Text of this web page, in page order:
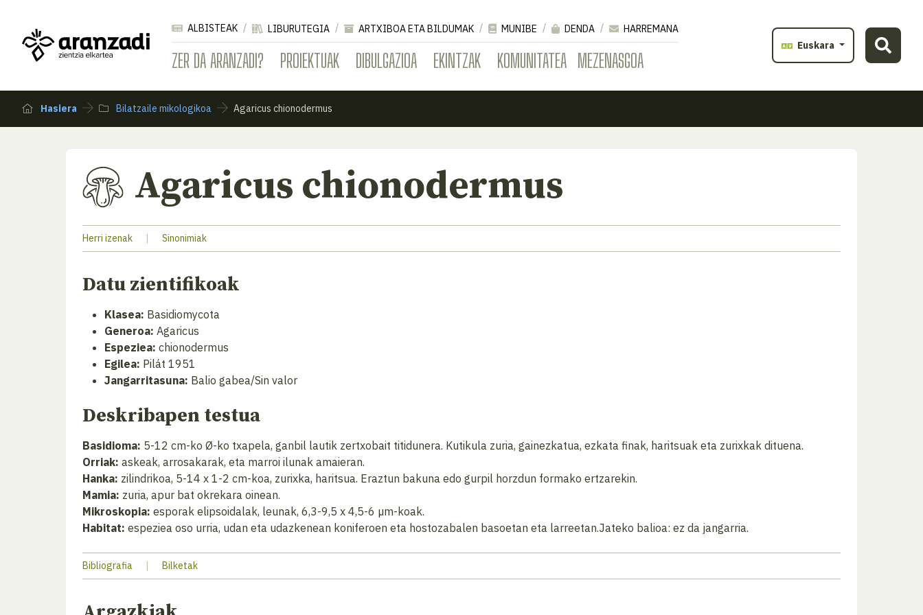
ZER DA ARANZADI? PROIEKTUAK DIBULGAZIOA EKINTZAK KOMUNITATEA MEZENASGOA
ALBISTEAK LIBURUTEGIA ARTXIBOA ETA BILDUMAK MUNIBE DENDA
HARREMANA
Euskara
Hasiera Bilatzaile mikologikoa Agaricus chionodermus
Agaricus chionodermus
Herri izenak | Sinonimiak
Datu zientifikoak
Klasea: Basidiomycota
Generoa: Agaricus
Espeziea: chionodermus
Egilea: Pilát 1951
Jangarritasuna: Balio gabea/Sin valor
Deskribapen testua
Basidioma: 5-12 cm-ko Ø-ko txapela, ganbil lautik zertxobait titidunera. Kutikula zuria, gainezkatua, ezkata finak, haritsuak eta zurixkak dituena.
Orriak: askeak, arrosakarak, eta marroi ilunak amaieran.
Hanka: zilindrikoa, 5-14 x 1-2 cm-koa, zurixka, haritsua. Eraztun bakuna edo gurpil horzdun formako ertzarekin.
Mamia: zuria, apur bat okrekara oinean.
Mikroskopia: esporak elipsoidalak, leunak, 6,3-9,5 x 4,5-6 µm-koak.
Habitat: espeziea oso urria, udan eta udazkenean koniferoen eta hostozabalen basoetan eta larreetan.Jateko balioa: ez da jangarria.
Bibliografia | Bilketak